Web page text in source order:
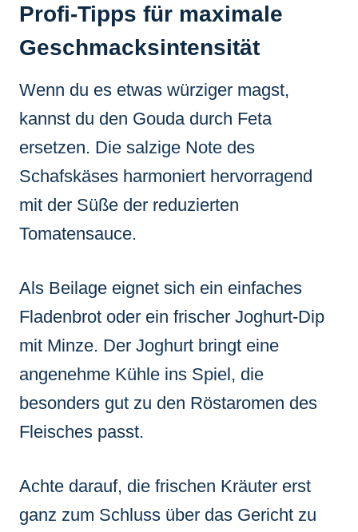
Profi-Tipps für maximale
Geschmacksintensität
Wenn du es etwas würziger magst,
kannst du den Gouda durch Feta
ersetzen. Die salzige Note des
Schafskäses harmoniert hervorragend
mit der Süße der reduzierten
Tomatensauce.
Als Beilage eignet sich ein einfaches
Fladenbrot oder ein frischer Joghurt-Dip
mit Minze. Der Joghurt bringt eine
angenehme Kühle ins Spiel, die
besonders gut zu den Röstaromen des
Fleisches passt.
Achte darauf, die frischen Kräuter erst
ganz zum Schluss über das Gericht zu